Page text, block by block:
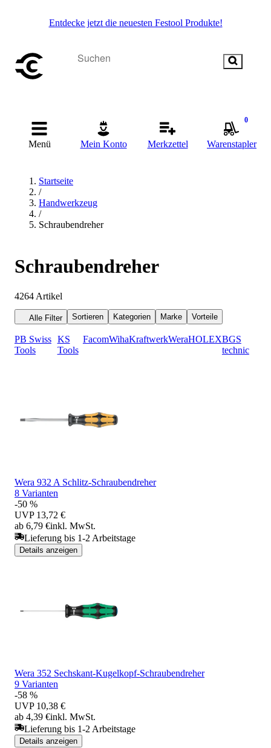
Entdecke jetzt die neuesten Festool Produkte!
Menü Mein Konto Merkzettel
0
Warenstapler
Startseite
/
Handwerkzeug
/
Schraubendreher
Schraubendreher
4264 Artikel
Alle Filter Sortieren Kategorien Marke Vorteile
PB Swiss
Tools
KS
Tools
FacomWihaKraftwerkWeraHOLEXBGS
technic
Wera 932 A Schlitz-Schraubendreher
8 Varianten
-50 %
UVP 13,72 €
ab 6,79 €inkl. MwSt.
Lieferung bis 1-2 Arbeitstage
Details anzeigen
Wera 352 Sechskant-Kugelkopf-Schraubendreher
9 Varianten
-58 %
UVP 10,38 €
ab 4,39 €inkl. MwSt.
Lieferung bis 1-2 Arbeitstage
Details anzeigen